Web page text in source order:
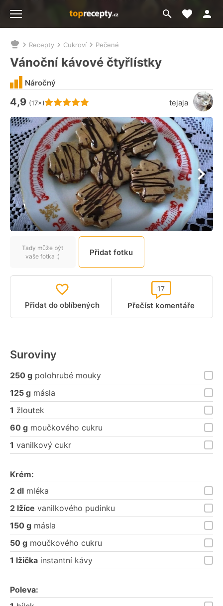
Přejít
na
Moje
Nacházíte
se
zde:
Recepty Cukroví Pečené
Vánoční kávové čtyřlístky
Hodnocení receptu je
4,9 (17×) tejaja
Náročný
Tady může být
vaše fotka :)
Přidat fotku
Přidat do oblíbených Přečíst komentáře
17
Suroviny
250 g polohrubé mouky
125 g másla
1 žloutek
60 g moučkového cukru
1 vanilkový cukr
Krém:
2 dl mléka
2 lžíce vanilkového pudinku
150 g másla
50 g moučkového cukru
1 lžička instantní kávy
Poleva: